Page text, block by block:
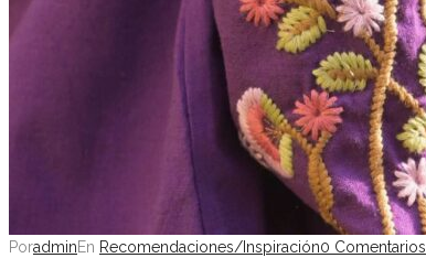
PoradminEn Recomendaciones/Inspiración0 Comentarios